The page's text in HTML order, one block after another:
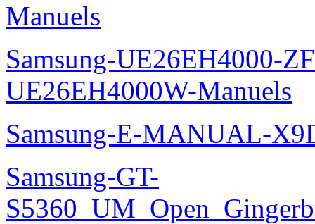
Manuels
Samsung-UE26EH4000-
UE26EH4000W-Manuels
Samsung-E-MANUAL-
Samsung-GT-